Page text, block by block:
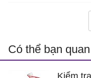
Có thể bạn
Kiểm